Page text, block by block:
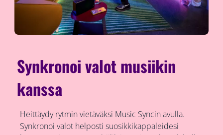
Synkronoi valot musiikin
kanssa
Heittäydy rytmin vietäväksi Music Syncin avulla.
Synkronoi valot helposti suosikkikappaleidesi